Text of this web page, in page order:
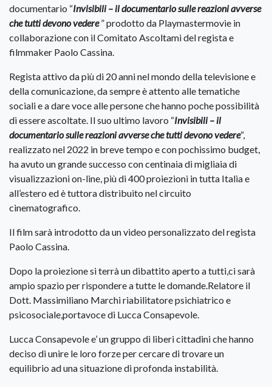
documentario “Invisibili – il documentario sulle reazioni avverse
che tutti devono vedere ” prodotto da Playmastermovie in
collaborazione con il Comitato Ascoltami del regista e
filmmaker Paolo Cassina.
Regista attivo da più di 20 anni nel mondo della televisione e
della comunicazione, da sempre è attento alle tematiche
sociali e a dare voce alle persone che hanno poche possibilità
di essere ascoltate. Il suo ultimo lavoro “Invisibili – il
documentario sulle reazioni avverse che tutti devono vedere“,
realizzato nel 2022 in breve tempo e con pochissimo budget,
ha avuto un grande successo con centinaia di migliaia di
visualizzazioni on-line, più di 400 proiezioni in tutta Italia e
all’estero ed è tuttora distribuito nel circuito
cinematografico.
Il film sarà introdotto da un video personalizzato del regista
Paolo Cassina.
Dopo la proiezione si terrà un dibattito aperto a tutti,ci sarà
ampio spazio per rispondere a tutte le domande.Relatore il
Dott. Massimiliano Marchi riabilitatore psichiatrico e
psicosociale,portavoce di Lucca Consapevole.
Lucca Consapevole e’ un gruppo di liberi cittadini che hanno
deciso di unire le loro forze per cercare di trovare un
equilibrio ad una situazione di profonda instabilità.